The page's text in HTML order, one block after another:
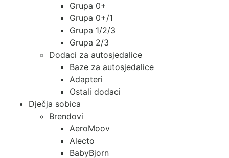
Grupa 0+
Grupa 0+/1
Grupa 1/2/3
Grupa 2/3
Dodaci za autosjedalice
Baze za autosjedalice
Adapteri
Ostali dodaci
Dječja sobica
Brendovi
AeroMoov
Alecto
BabyBjorn